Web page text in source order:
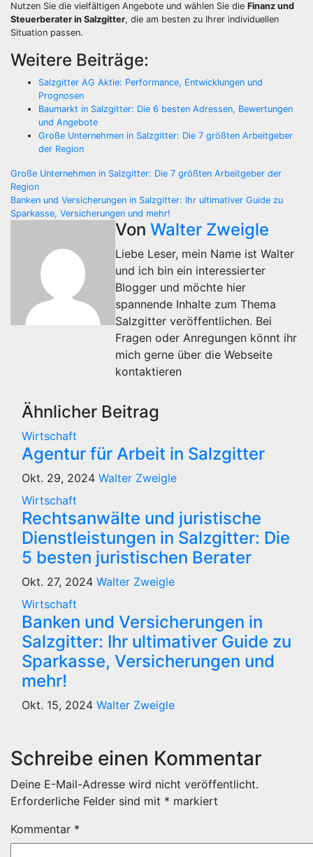
Nutzen Sie die vielfältigen Angebote und wählen Sie die Finanz und
Steuerberater in Salzgitter, die am besten zu Ihrer individuellen
Situation passen.
Weitere Beiträge:
Salzgitter AG Aktie: Performance, Entwicklungen und
Prognosen
Baumarkt in Salzgitter: Die 6 besten Adressen, Bewertungen
und Angebote
Große Unternehmen in Salzgitter: Die 7 größten Arbeitgeber
der Region
Beitragsnavigation
Große Unternehmen in Salzgitter: Die 7 größten Arbeitgeber der
Region
Banken und Versicherungen in Salzgitter: Ihr ultimativer Guide zu
Sparkasse, Versicherungen und mehr!
Von Walter Zweigle
Liebe Leser, mein Name ist Walter
und ich bin ein interessierter
Blogger und möchte hier
spannende Inhalte zum Thema
Salzgitter veröffentlichen. Bei
Fragen oder Anregungen könnt ihr
mich gerne über die Webseite
kontaktieren
Ähnlicher Beitrag
Wirtschaft
Agentur für Arbeit in Salzgitter
Okt. 29, 2024 Walter Zweigle
Wirtschaft
Rechtsanwälte und juristische
Dienstleistungen in Salzgitter: Die
5 besten juristischen Berater
Okt. 27, 2024 Walter Zweigle
Wirtschaft
Banken und Versicherungen in
Salzgitter: Ihr ultimativer Guide zu
Sparkasse, Versicherungen und
mehr!
Okt. 15, 2024 Walter Zweigle
Schreibe einen Kommentar
Deine E-Mail-Adresse wird nicht veröffentlicht.
Erforderliche Felder sind mit * markiert
Kommentar *